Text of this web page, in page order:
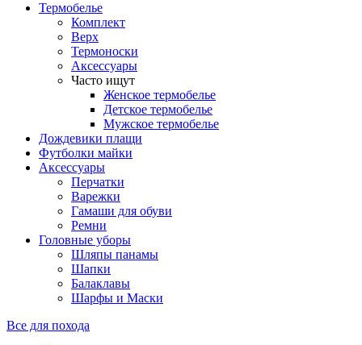
Термобелье
Комплект
Верх
Термоноски
Аксессуары
Часто ищут
Женское термобелье
Детское термобелье
Мужское термобелье
Дождевики плащи
Футболки майки
Аксессуары
Перчатки
Варежки
Гамаши для обуви
Ремни
Головные уборы
Шляпы панамы
Шапки
Балаклавы
Шарфы и Маски
Все для похода